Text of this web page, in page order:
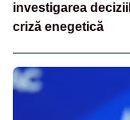
investigarea
criză enegetică